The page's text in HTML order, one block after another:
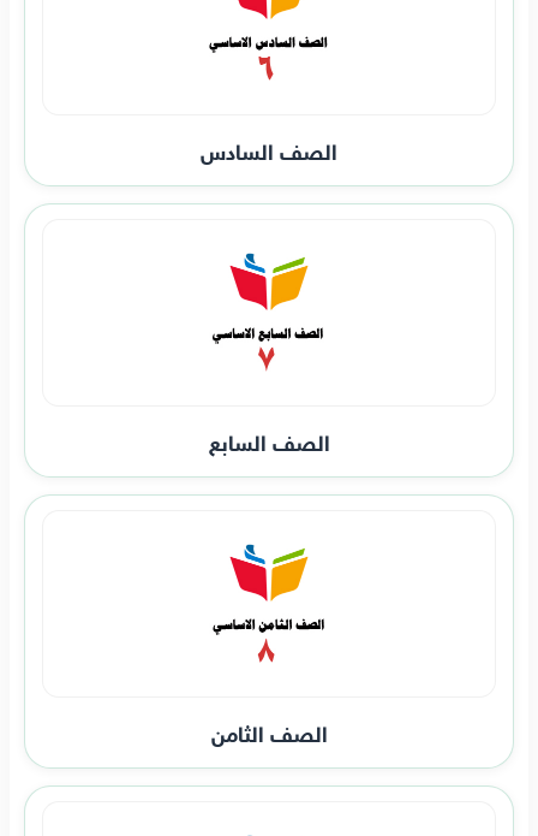
الصف السادس
الصف السابع
الصف الثامن